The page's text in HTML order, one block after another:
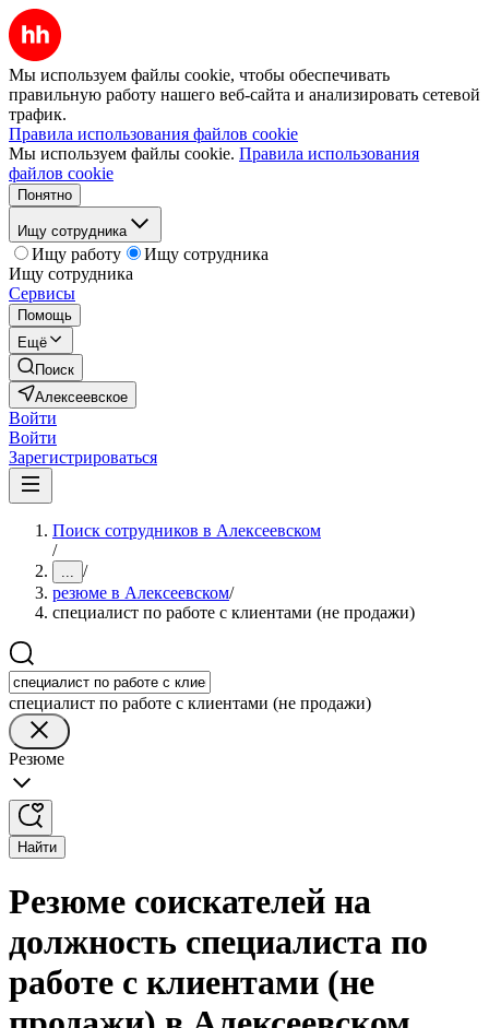
Мы используем файлы cookie, чтобы обеспечивать
правильную работу нашего веб-сайта и анализировать сетевой
трафик.
Правила использования файлов cookie
Мы используем файлы cookie. Правила использования
файлов cookie
Понятно
Ищу сотрудника
Ищу работу
Ищу сотрудника
Ищу сотрудника
Сервисы
Помощь
Ещё
Поиск
Алексеевское
Войти
Войти
Зарегистрироваться
Поиск сотрудников в Алексеевском
/
... /
резюме в Алексеевском/
специалист по работе с клиентами (не продажи)
специалист по работе с клиентами (не продажи)
Резюме
Найти
Резюме соискателей на
должность специалиста по
работе с клиентами (не